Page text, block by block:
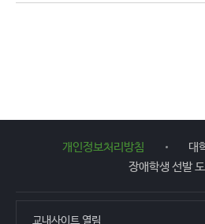
개인정보처리방침
대
장애학생 선발 도
교내사이트열림